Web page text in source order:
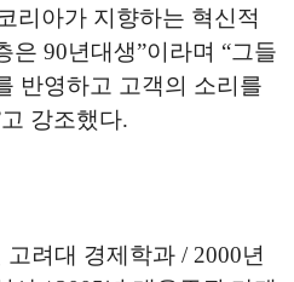
리아가 지향하는 혁신적
은 90년대생”이라며 “그들
반영하고 고객의 소리를
강조했다.
려대 경제학과 / 2000년